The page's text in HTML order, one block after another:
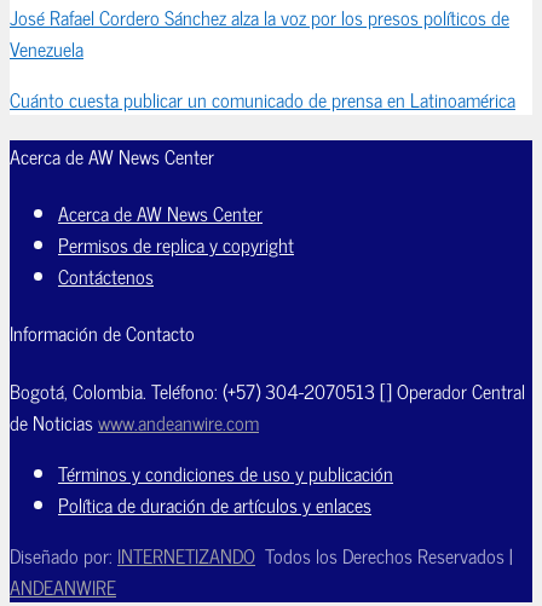
José Rafael Cordero Sánchez alza la voz por los presos políticos de
Venezuela
Cuánto cuesta publicar un comunicado de prensa en Latinoamérica
Acerca de AW News Center
Acerca de AW News Center
Permisos de replica y copyright
Contáctenos
Información de Contacto
Bogotá, Colombia. Teléfono: (+57) 304-2070513 [] Operador Central
de Noticiaswww.andeanwire.com
Términos y condiciones de uso y publicación
Política de duración de artículos y enlaces
Diseñado por: INTERNETIZANDO Todos los Derechos Reservados |
ANDEANWIRE